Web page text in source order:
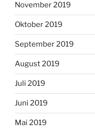
November 2019
Oktober 2019
September 2019
August 2019
Juli 2019
Juni 2019
Mai 2019